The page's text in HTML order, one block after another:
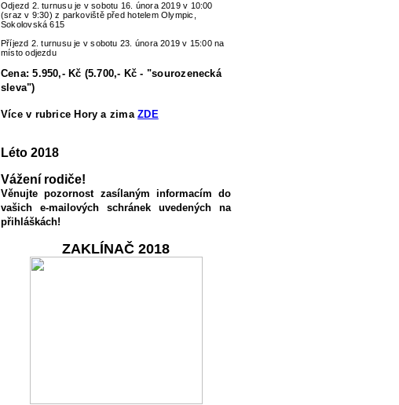
Odjezd 2. turnusu je v sobotu 16. února 2019 v 10:00
(sraz v 9:30) z parkoviště před hotelem Olympic,
Sokolovská 615
Příjezd 2. turnusu je v sobotu 23. února 2019 v 15:00 na
místo odjezdu
Cena: 5.950,- Kč (5.700,- Kč - "sourozenecká
sleva")
Více v rubrice Hory a zimaZDE
Léto 2018
Vážení rodiče!
Věnujte pozornost zasílaným informacím do
vašich e-mailových schránek uvedených na
přihláškách!
ZAKLÍNAČ 2018